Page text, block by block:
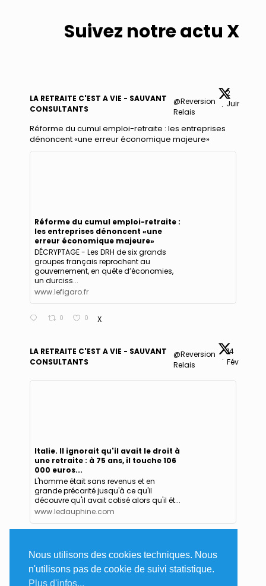
Suivez notre actu X
LA RETRAITE C'EST A VIE - SAUVANT
CONSULTANTS
@Reversion
Relais
·
2
Juin
Réforme du cumul emploi-retraite : les entreprises
dénoncent «une erreur économique majeure»
Réforme du cumul emploi-retraite :
les entreprises dénoncent «une
erreur économique majeure»
DÉCRYPTAGE - Les DRH de six grands
groupes français reprochent au
gouvernement, en quête d’économies,
un durciss...
www.lefigaro.fr
0 0 X
LA RETRAITE C'EST A VIE - SAUVANT
CONSULTANTS
@Reversion
Relais
·
14
Fév
Italie. Il ignorait qu'il avait le droit à
une retraite : à 75 ans, il touche 106
000 euros...
L'homme était sans revenus et en
grande précarité jusqu'à ce qu'il
découvre qu'il avait cotisé alors qu'il ét...
www.ledauphine.com
Nous utilisons des cookies techniques. Nous
n'utilisons pas de cookie de suivi statistique.
Plus d'infos...